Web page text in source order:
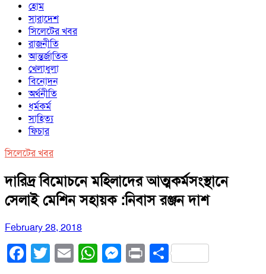
হোম
সারাদেশ
সিলেটের খবর
রাজনীতি
আন্তর্জাতিক
খেলাধুলা
বিনোদন
অর্থনীতি
ধর্মকর্ম
সাহিত্য
ফিচার
সিলেটের খবর
দারিদ্র বিমোচনে মহিলাদের আত্মকর্মসংস্থানে
সেলাই মেশিন সহায়ক :নিবাস রঞ্জন দাশ
February 28, 2018
Facebook
Twitter
EmailWhatsApp
Messenger
PrintShare